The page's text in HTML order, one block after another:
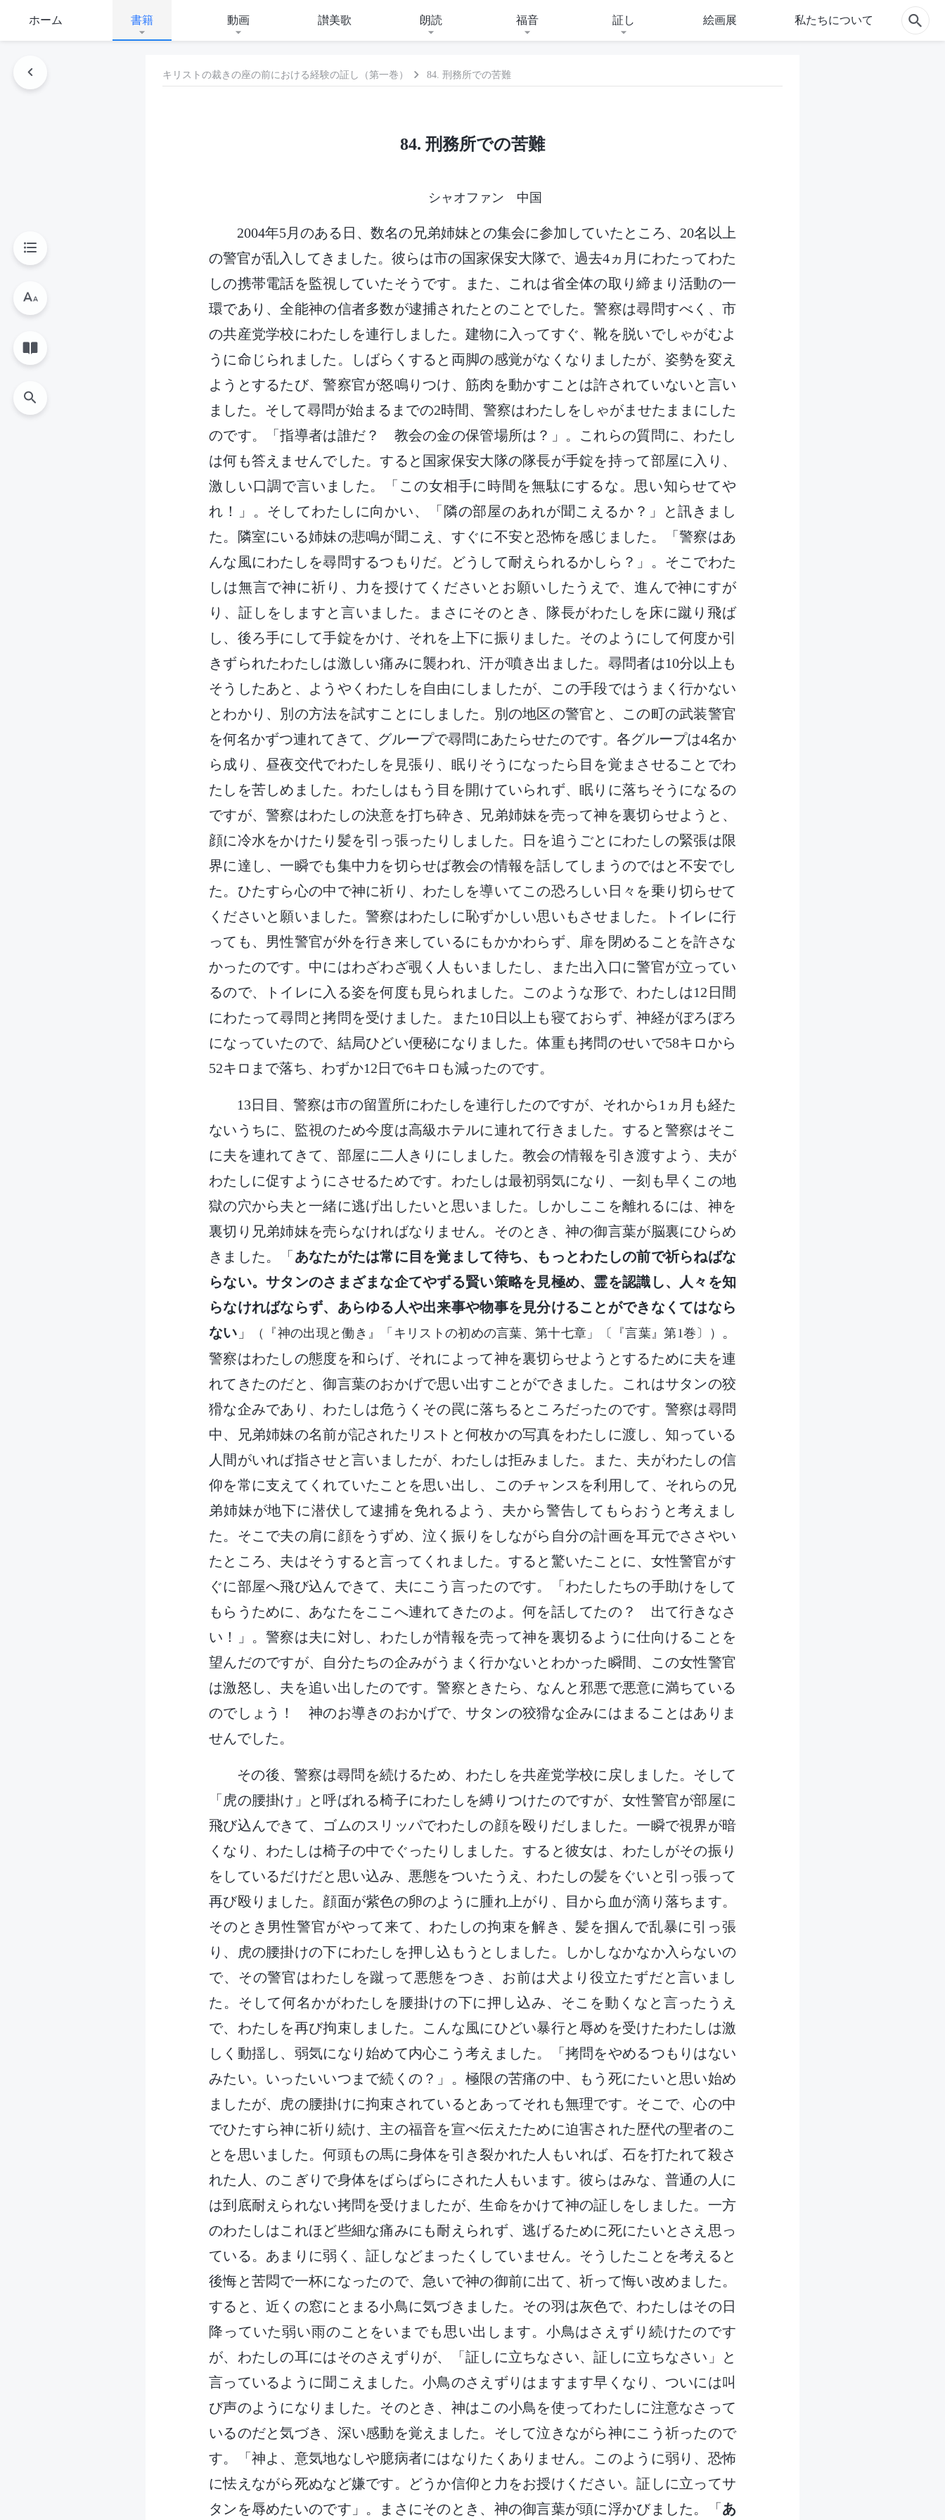
ホーム 書籍 動画 讃美歌 朗読 福音 証し 絵画展 私たちについて
キリストの裁きの座の前における経験の証し（第一巻） 84. 刑務所での苦難
84. 刑務所での苦難
シャオファン 中国
2004年5月のある日、数名の兄弟姉妹との集会に参加していたところ、20名以上
の警官が乱入してきました。彼らは市の国家保安大隊で、過去4ヵ月にわたってわた
しの携帯電話を監視していたそうです。また、これは省全体の取り締まり活動の一
環であり、全能神の信者多数が逮捕されたとのことでした。警察は尋問すべく、市
の共産党学校にわたしを連行しました。建物に入ってすぐ、靴を脱いでしゃがむよ
うに命じられました。しばらくすると両脚の感覚がなくなりましたが、姿勢を変え
ようとするたび、警察官が怒鳴りつけ、筋肉を動かすことは許されていないと言い
ました。そして尋問が始まるまでの2時間、警察はわたしをしゃがませたままにした
のです。「指導者は誰だ？ 教会の金の保管場所は？」。これらの質問に、わたし
は何も答えませんでした。すると国家保安大隊の隊長が手錠を持って部屋に入り、
激しい口調で言いました。「この女相手に時間を無駄にするな。思い知らせてや
れ！」。そしてわたしに向かい、「隣の部屋のあれが聞こえるか？」と訊きまし
た。隣室にいる姉妹の悲鳴が聞こえ、すぐに不安と恐怖を感じました。「警察はあ
んな風にわたしを尋問するつもりだ。どうして耐えられるかしら？」。そこでわた
しは無言で神に祈り、力を授けてくださいとお願いしたうえで、進んで神にすが
り、証しをしますと言いました。まさにそのとき、隊長がわたしを床に蹴り飛ば
し、後ろ手にして手錠をかけ、それを上下に振りました。そのようにして何度か引
きずられたわたしは激しい痛みに襲われ、汗が噴き出ました。尋問者は10分以上も
そうしたあと、ようやくわたしを自由にしましたが、この手段ではうまく行かない
とわかり、別の方法を試すことにしました。別の地区の警官と、この町の武装警官
を何名かずつ連れてきて、グループで尋問にあたらせたのです。各グループは4名か
ら成り、昼夜交代でわたしを見張り、眠りそうになったら目を覚まさせることでわ
たしを苦しめました。わたしはもう目を開けていられず、眠りに落ちそうになるの
ですが、警察はわたしの決意を打ち砕き、兄弟姉妹を売って神を裏切らせようと、
顔に冷水をかけたり髪を引っ張ったりしました。日を追うごとにわたしの緊張は限
界に達し、一瞬でも集中力を切らせば教会の情報を話してしまうのではと不安でし
た。ひたすら心の中で神に祈り、わたしを導いてこの恐ろしい日々を乗り切らせて
くださいと願いました。警察はわたしに恥ずかしい思いもさせました。トイレに行
っても、男性警官が外を行き来しているにもかかわらず、扉を閉めることを許さな
かったのです。中にはわざわざ覗く人もいましたし、また出入口に警官が立ってい
るので、トイレに入る姿を何度も見られました。このような形で、わたしは12日間
にわたって尋問と拷問を受けました。また10日以上も寝ておらず、神経がぼろぼろ
になっていたので、結局ひどい便秘になりました。体重も拷問のせいで58キロから
52キロまで落ち、わずか12日で6キロも減ったのです。
13日目、警察は市の留置所にわたしを連行したのですが、それから1ヵ月も経た
ないうちに、監視のため今度は高級ホテルに連れて行きました。すると警察はそこ
に夫を連れてきて、部屋に二人きりにしました。教会の情報を引き渡すよう、夫が
わたしに促すようにさせるためです。わたしは最初弱気になり、一刻も早くこの地
獄の穴から夫と一緒に逃げ出したいと思いました。しかしここを離れるには、神を
裏切り兄弟姉妹を売らなければなりません。そのとき、神の御言葉が脳裏にひらめ
きました。「 あなたがたは常に目を覚まして待ち、もっとわたしの前で祈らねばな
らない。サタンのさまざまな企てやずる賢い策略を見極め、霊を認識し、人々を知
らなければならず、あらゆる人や出来事や物事を見分けることができなくてはなら
ない 」 （『神の出現と働き』「キリストの初めの言葉、第十七章」〔『言葉』第1巻〕） 。
警察はわたしの態度を和らげ、それによって神を裏切らせようとするために夫を連
れてきたのだと、御言葉のおかげで思い出すことができました。これはサタンの狡
猾な企みであり、わたしは危うくその罠に落ちるところだったのです。警察は尋問
中、兄弟姉妹の名前が記されたリストと何枚かの写真をわたしに渡し、知っている
人間がいれば指させと言いましたが、わたしは拒みました。また、夫がわたしの信
仰を常に支えてくれていたことを思い出し、このチャンスを利用して、それらの兄
弟姉妹が地下に潜伏して逮捕を免れるよう、夫から警告してもらおうと考えまし
た。そこで夫の肩に顔をうずめ、泣く振りをしながら自分の計画を耳元でささやい
たところ、夫はそうすると言ってくれました。すると驚いたことに、女性警官がす
ぐに部屋へ飛び込んできて、夫にこう言ったのです。「わたしたちの手助けをして
もらうために、あなたをここへ連れてきたのよ。何を話してたの？ 出て行きなさ
い！」。警察は夫に対し、わたしが情報を売って神を裏切るように仕向けることを
望んだのですが、自分たちの企みがうまく行かないとわかった瞬間、この女性警官
は激怒し、夫を追い出したのです。警察ときたら、なんと邪悪で悪意に満ちている
のでしょう！ 神のお導きのおかげで、サタンの狡猾な企みにはまることはありま
せんでした。
その後、警察は尋問を続けるため、わたしを共産党学校に戻しました。そして
「虎の腰掛け」と呼ばれる椅子にわたしを縛りつけたのですが、女性警官が部屋に
飛び込んできて、ゴムのスリッパでわたしの顔を殴りだしました。一瞬で視界が暗
くなり、わたしは椅子の中でぐったりしました。すると彼女は、わたしがその振り
をしているだけだと思い込み、悪態をついたうえ、わたしの髪をぐいと引っ張って
再び殴りました。顔面が紫色の卵のように腫れ上がり、目から血が滴り落ちます。
そのとき男性警官がやって来て、わたしの拘束を解き、髪を掴んで乱暴に引っ張
り、虎の腰掛けの下にわたしを押し込もうとしました。しかしなかなか入らないの
で、その警官はわたしを蹴って悪態をつき、お前は犬より役立たずだと言いまし
た。そして何名かがわたしを腰掛けの下に押し込み、そこを動くなと言ったうえ
で、わたしを再び拘束しました。こんな風にひどい暴行と辱めを受けたわたしは激
しく動揺し、弱気になり始めて内心こう考えました。「拷問をやめるつもりはない
みたい。いったいいつまで続くの？」。極限の苦痛の中、もう死にたいと思い始め
ましたが、虎の腰掛けに拘束されているとあってそれも無理です。そこで、心の中
でひたすら神に祈り続け、主の福音を宣べ伝えたために迫害された歴代の聖者のこ
とを思いました。何頭もの馬に身体を引き裂かれた人もいれば、石を打たれて殺さ
れた人、のこぎりで身体をばらばらにされた人もいます。彼らはみな、普通の人に
は到底耐えられない拷問を受けましたが、生命をかけて神の証しをしました。一方
のわたしはこれほど些細な痛みにも耐えられず、逃げるために死にたいとさえ思っ
ている。あまりに弱く、証しなどまったくしていません。そうしたことを考えると
後悔と苦悶で一杯になったので、急いで神の御前に出て、祈って悔い改めました。
すると、近くの窓にとまる小鳥に気づきました。その羽は灰色で、わたしはその日
降っていた弱い雨のことをいまでも思い出します。小鳥はさえずり続けたのです
が、わたしの耳にはそのさえずりが、「証しに立ちなさい、証しに立ちなさい」と
言っているように聞こえました。小鳥のさえずりはますます早くなり、ついには叫
び声のようになりました。そのとき、神はこの小鳥を使ってわたしに注意なさって
いるのだと気づき、深い感動を覚えました。そして泣きながら神にこう祈ったので
す。「神よ、意気地なしや臆病者にはなりたくありません。このように弱り、恐怖
に怯えながら死ぬなど嫌です。どうか信仰と力をお授けください。証しに立ってサ
タンを辱めたいのです」。まさにそのとき、神の御言葉が頭に浮かびました。「 あ